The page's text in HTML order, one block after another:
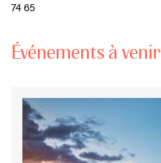
74 65
Événements à venir